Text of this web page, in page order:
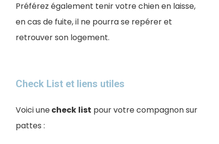
Préférez également tenir votre chien en laisse,
en cas de fuite, il ne pourra se repérer et
retrouver son logement.
Check List et liens utiles
Voici unecheck list pour votre compagnon sur
pattes :